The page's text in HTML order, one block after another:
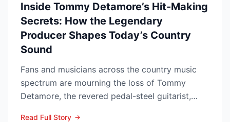
Inside Tommy Detamore’s Hit-Making
Secrets: How the Legendary
Producer Shapes Today’s Country
Sound
Fans and musicians across the country music
spectrum are mourning the loss of Tommy
Detamore, the revered pedal-steel guitarist,
Read Full Story